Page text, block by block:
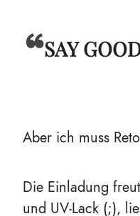
SAY
Aber ich muss
Die Einladung
und UV-Lack (;),